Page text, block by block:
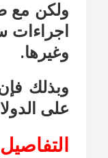
ولكن مع
اجراءات
وغيرها.
وبذلك
على